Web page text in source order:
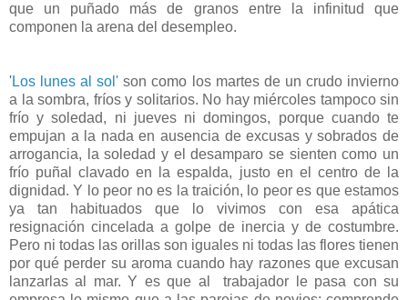
que un puñado más de granos entre la infinitud que
componen la arena del desempleo.
'Los lunes al sol' son como los martes de un crudo invierno
a la sombra, fríos y solitarios. No hay miércoles tampoco sin
frío y soledad, ni jueves ni domingos, porque cuando te
empujan a la nada en ausencia de excusas y sobrados de
arrogancia, la soledad y el desamparo se sienten como un
frío puñal clavado en la espalda, justo en el centro de la
dignidad. Y lo peor no es la traición, lo peor es que estamos
ya tan habituados que lo vivimos con esa apática
resignación cincelada a golpe de inercia y de costumbre.
Pero ni todas las orillas son iguales ni todas las flores tienen
por qué perder su aroma cuando hay razones que excusan
lanzarlas al mar. Y es que al trabajador le pasa con su